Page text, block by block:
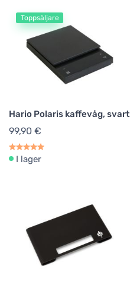
Toppsäljare
Hario Polaris kaffevåg, svart
99,90 €
I lager